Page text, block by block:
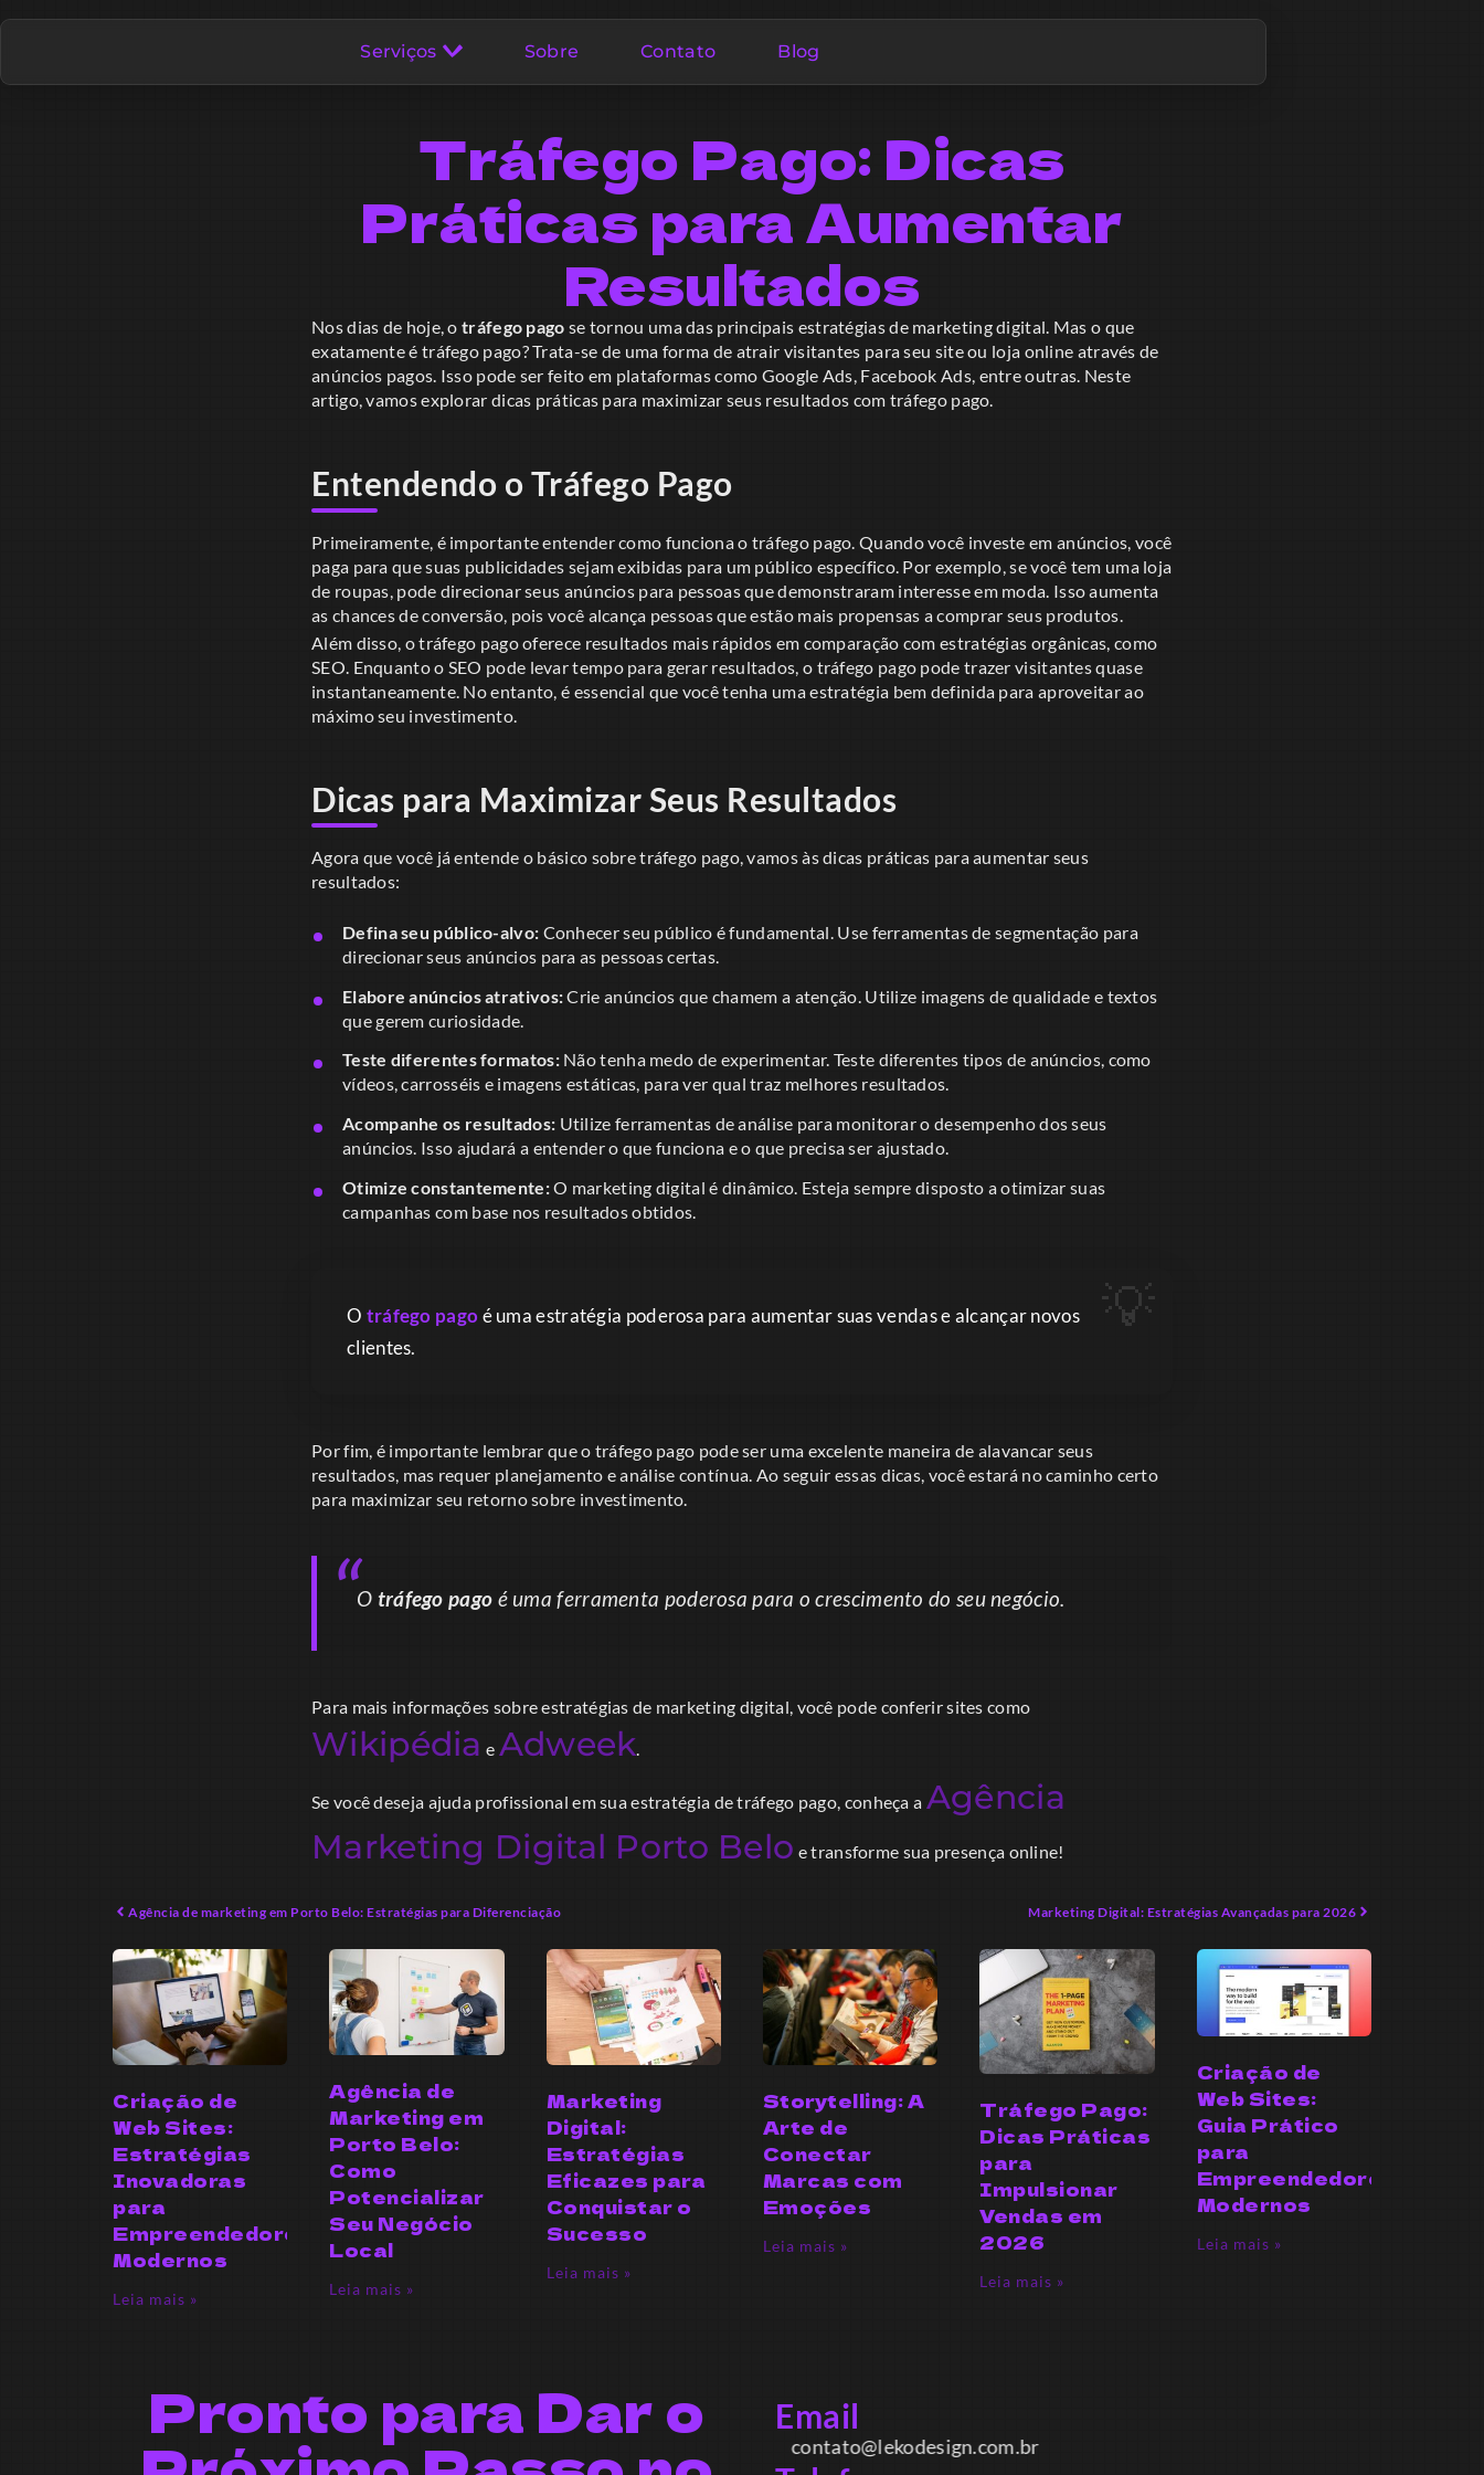
Serviços Sobre Contato Blog
Tráfego Pago: Dicas
Práticas para Aumentar
Resultados
Nos dias de hoje, o tráfego pago se tornou uma das principais estratégias de marketing digital. Mas o que
exatamente é tráfego pago? Trata-se de uma forma de atrair visitantes para seu site ou loja online através de
anúncios pagos. Isso pode ser feito em plataformas como Google Ads, Facebook Ads, entre outras. Neste
artigo, vamos explorar dicas práticas para maximizar seus resultados com tráfego pago.
Entendendo o Tráfego Pago
Primeiramente, é importante entender como funciona o tráfego pago. Quando você investe em anúncios, você
paga para que suas publicidades sejam exibidas para um público específico. Por exemplo, se você tem uma loja
de roupas, pode direcionar seus anúncios para pessoas que demonstraram interesse em moda. Isso aumenta
as chances de conversão, pois você alcança pessoas que estão mais propensas a comprar seus produtos.
Além disso, o tráfego pago oferece resultados mais rápidos em comparação com estratégias orgânicas, como
SEO. Enquanto o SEO pode levar tempo para gerar resultados, o tráfego pago pode trazer visitantes quase
instantaneamente. No entanto, é essencial que você tenha uma estratégia bem definida para aproveitar ao
máximo seu investimento.
Dicas para Maximizar Seus Resultados
Agora que você já entende o básico sobre tráfego pago, vamos às dicas práticas para aumentar seus
resultados:
Defina seu público-alvo: Conhecer seu público é fundamental. Use ferramentas de segmentação para
direcionar seus anúncios para as pessoas certas.
Elabore anúncios atrativos:Crie anúncios que chamem a atenção. Utilize imagens de qualidade e textos
que gerem curiosidade.
Teste diferentes formatos:Não tenha medo de experimentar. Teste diferentes tipos de anúncios, como
vídeos, carrosséis e imagens estáticas, para ver qual traz melhores resultados.
Acompanhe os resultados: Utilize ferramentas de análise para monitorar o desempenho dos seus
anúncios. Isso ajudará a entender o que funciona e o que precisa ser ajustado.
Otimize constantemente:O marketing digital é dinâmico. Esteja sempre disposto a otimizar suas
campanhas com base nos resultados obtidos.
O tráfego pagoé uma estratégia poderosa para aumentar suas vendas e alcançar novos
clientes.
Por fim, é importante lembrar que o tráfego pago pode ser uma excelente maneira de alavancar seus
resultados, mas requer planejamento e análise contínua. Ao seguir essas dicas, você estará no caminho certo
para maximizar seu retorno sobre investimento.
O tráfego pago é uma ferramenta poderosa para o crescimento do seu negócio.
Para mais informações sobre estratégias de marketing digital, você pode conferir sites como
Wikipédia e Adweek
Se você deseja ajuda profissional em sua estratégia de tráfego pago, conheça a Agência
Marketing Digital Porto Belo e transforme sua presença online!
Agência de marketing em Porto Belo: Estratégias para Diferenciação Marketing Digital: Estratégias Avançadas para 2026
Criação de
Web Sites:
Estratégias
Inovadoras
para
Empreendedores
Modernos
Leia mais »
Agência de
Marketing em
Porto Belo:
Como
Potencializar
Seu Negócio
Local
Leia mais »
Marketing
Digital:
Estratégias
Eficazes para
Conquistar o
Sucesso
Leia mais »
Storytelling: A
Arte de
Conectar
Marcas com
Emoções
Leia mais »
Tráfego Pago:
Dicas Práticas
para
Impulsionar
Vendas em
2026
Leia mais »
Criação de
Web Sites:
Guia Prático
para
Empreendedores
Modernos
Leia mais »
Pronto para Dar o Email
contato@lekodesign.com.br